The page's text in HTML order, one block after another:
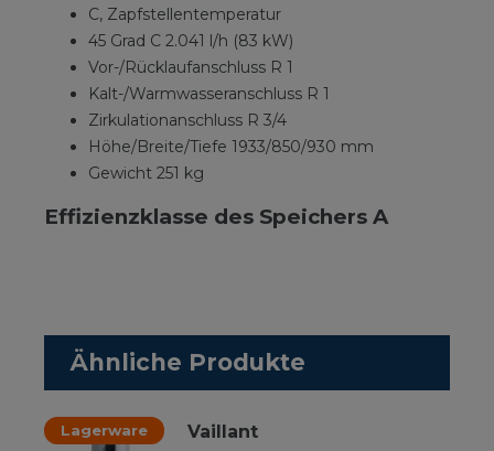
C, Zapfstellentemperatur
45 Grad C 2.041 l/h (83 kW)
Vor-/Rücklaufanschluss R 1
Kalt-/Warmwasseranschluss R 1
Zirkulationanschluss R 3/4
Höhe/Breite/Tiefe 1933/850/930 mm
Gewicht 251 kg
Effizienzklasse des Speichers A
Ähnliche Produkte
Lagerware
Vaillant